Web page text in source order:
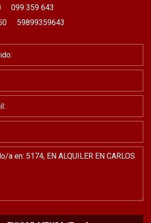
099 359 643
59899359643